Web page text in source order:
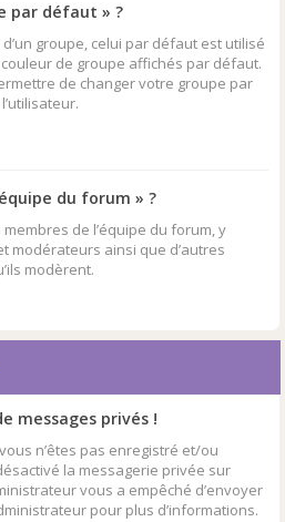
par défaut » ?
groupe, celui par défaut est utilisé
de groupe affichés par défaut.
de changer votre groupe par
du forum » ?
de l’équipe du forum, y
modérateurs ainsi que d’autres
modèrent.
messages privés !
n’êtes pas enregistré et/ou
la messagerie privée sur
vous a empêché d’envoyer
pour plus d’informations.